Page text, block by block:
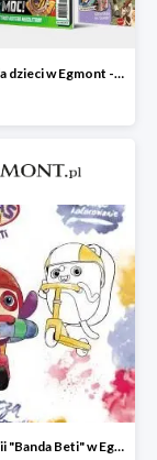
Magazyny dla dzieci w Egmont -20%
Książki z serii "Banda Beti" w Egmont do -25%